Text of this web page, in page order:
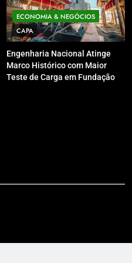
ECONOMIA & NEGÓCIOS
CAPA
Engenharia Nacional Atinge
Marco Histórico com Maior
Teste de Carga em Fundação